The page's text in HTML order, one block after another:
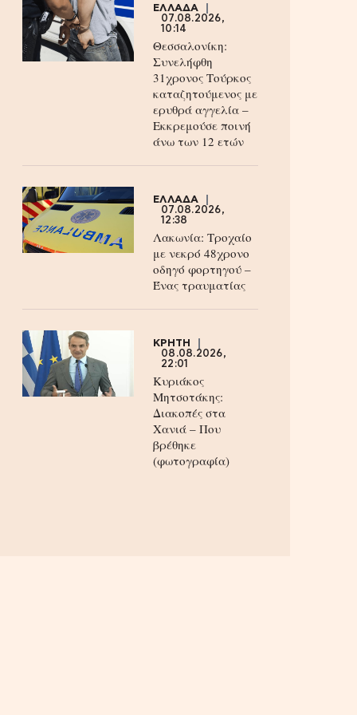
ΕΛΛΑΔΑ
07.08.2026,
10:14
Θεσσαλονίκη:
Συνελήφθη
31χρονος Τούρκος
καταζητούμενος με
ερυθρά αγγελία –
Εκκρεμούσε ποινή
άνω των 12 ετών
ΕΛΛΑΔΑ
07.08.2026,
12:38
Λακωνία: Τροχαίο
με νεκρό 48χρονο
οδηγό φορτηγού –
Ένας τραυματίας
ΚΡΗΤΗ
08.08.2026,
22:01
Κυριάκος
Μητσοτάκης:
Διακοπές στα
Χανιά – Που
βρέθηκε
(φωτογραφία)